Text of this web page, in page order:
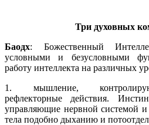
Три духовных
Баодх: Божественный
условными и безусловными
работу интеллекта на различных
1. мышление,
рефлекторные действия.
управляющие нервной системой
тела подобно дыханию и